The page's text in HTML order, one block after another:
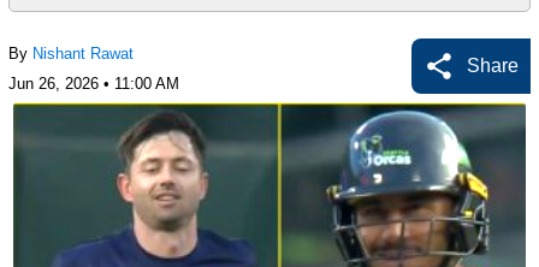
By Nishant Rawat
Jun 26, 2026 • 11:00 AM
Share